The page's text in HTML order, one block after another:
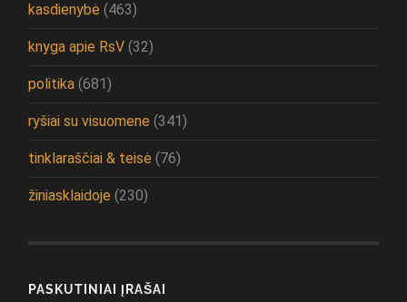
kasdienybė (463)
knyga apie RsV (32)
politika (681)
ryšiai su visuomene (341)
tinklaraščiai & teisė (76)
žiniasklaidoje (230)
PASKUTINIAI ĮRAŠAI